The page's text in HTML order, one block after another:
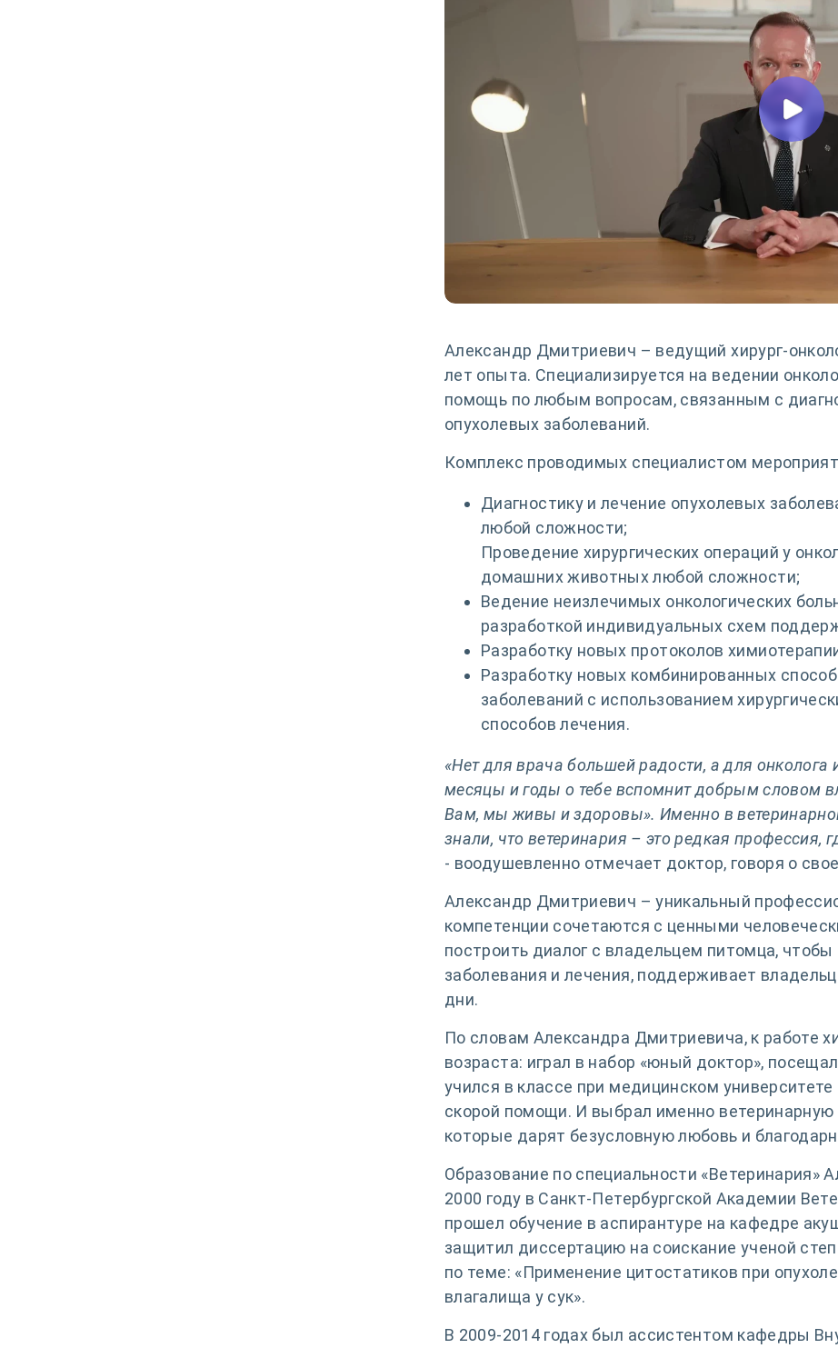
Александр Дмитриевич – ведущий хирург-
лет опыта. Специализируется на ведении
помощь по любым вопросам, связанным с
опухолевых заболеваний.
Комплекс проводимых специалистом
Диагностику и лечение опухолевых
любой сложности;
Проведение хирургических операций у
домашних животных любой сложности;
Ведение неизлечимых онкологических
разработкой индивидуальных схем
Разработку новых протоколов
Разработку новых комбинированных
заболеваний с использованием
способов лечения.
«Нет для врача большей радости, а для онколога
месяцы и годы о тебе вспомнит добрым словом
Вам, мы живы и здоровы». Именно в
знали, что ветеринария – это редкая профессия,
- воодушевленно отмечает доктор, говоря о
Александр Дмитриевич – уникальный
компетенции сочетаются с ценными
построить диалог с владельцем питомца,
заболевания и лечения, поддерживает
дни.
По словам Александра Дмитриевича, к работе
возраста: играл в набор «юный доктор»,
учился в классе при медицинском
скорой помощи. И выбрал именно ветеринарную
которые дарят безусловную любовь и
Образование по специальности «Ветеринария»
2000 году в Санкт-Петербургской Академии
прошел обучение в аспирантуре на кафедре
защитил диссертацию на соискание ученой
по теме: «Применение цитостатиков при
влагалища у сук».
В 2009-2014 годах был ассистентом кафедры